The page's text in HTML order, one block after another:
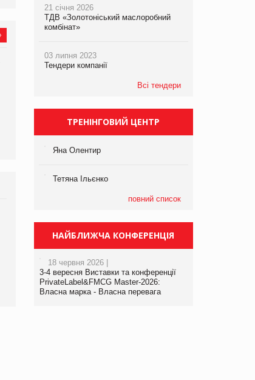
виробництва
компанії «УкраМарин»
21 січня 2026
ТДВ «Золотоніський маслоробний
комбінат»
03 липня 2023
Тендери компанії
Всі тендери
ТРЕНІНГОВИЙ ЦЕНТР
Яна Олентир
Тетяна Ільєнко
повний список
НАЙБЛИЖЧА КОНФЕРЕНЦІЯ
18 червня 2026 |
3-4 вересня Виставки та конференції
PrivateLabel&FMCG Master-2026:
Власна марка - Власна перевага